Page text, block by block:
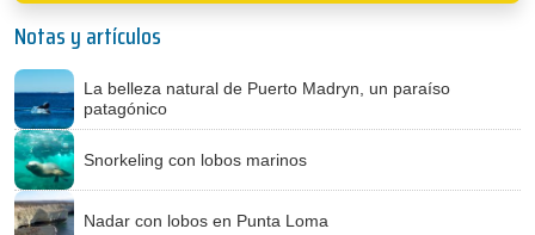
Notas y artículos
La belleza natural de Puerto Madryn, un paraíso
patagónico
Snorkeling con lobos marinos
Nadar con lobos en Punta Loma